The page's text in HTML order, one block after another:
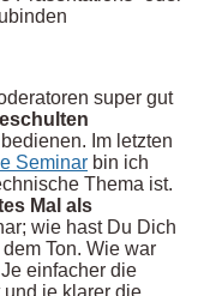
super gut
Im letzten
Seminar bin ich
Thema ist.
Mal als
wie hast Du Dich
Ton. Wie war
einfacher die
je klarer die